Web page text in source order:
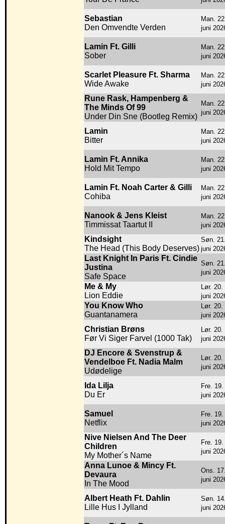
Sebastian
Den Omvendte Verden
Man.
juni
Lamin Ft. Gilli
Sober
Man.
juni
Scarlet Pleasure Ft. Sharma
Wide Awake
Man.
juni
Rune Rask, Hampenberg &
The Minds Of 99
Under Din Sne (Bootleg Remix)
Man.
juni
Lamin
Bitter
Man.
juni
Lamin Ft. Annika
Hold Mit Tempo
Man.
juni
Lamin Ft. Noah Carter & Gilli
Cohiba
Man.
juni
Nanook & Jens Kleist
Timmissat Taartut II
Man.
juni
Kindsight
The Head (This Body Deserves)
Søn.
juni
Last Knight In Paris Ft. Cindie
Justina
Safe Space
Søn.
juni
Me & My
Lion Eddie
Lør. 20.
juni
You Know Who
Guantanamera
Lør. 20.
juni
Christian Brøns
Før Vi Siger Farvel (1000 Tak)
Lør. 20.
juni
DJ Encore & Svenstrup &
Vendelboe Ft. Nadia Malm
Udødelige
Lør. 20.
juni
Ida Lilja
Du Er
Fre. 19.
juni
Samuel
Netflix
Fre. 19.
juni
Nive Nielsen And The Deer
Children
My Mother´s Name
Fre. 19.
juni
Anna Lunoe & Mincy Ft.
Devaura
In The Mood
Ons.
juni
Albert Heath Ft. Dahlin
Lille Hus I Jylland
Søn.
juni